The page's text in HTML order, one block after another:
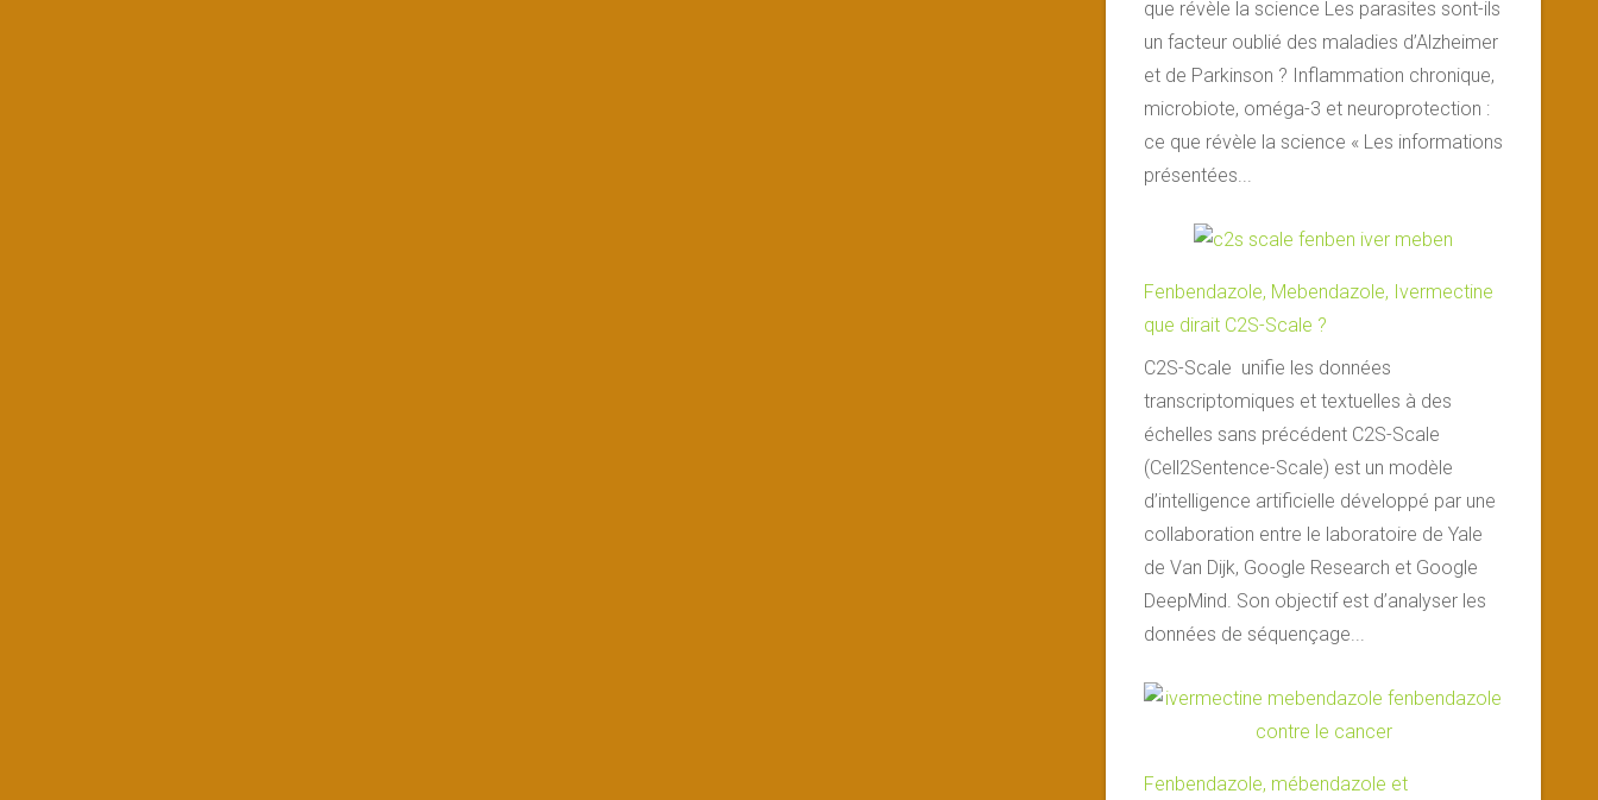
que révèle la science Les parasites sont-ils
un facteur oublié des maladies d’Alzheimer
et de Parkinson ? Inflammation chronique,
microbiote, oméga-3 et neuroprotection :
ce que révèle la science « Les informations
présentées...
Fenbendazole, Mebendazole, Ivermectine
que dirait C2S-Scale ?
C2S-Scale unifie les données
transcriptomiques et textuelles à des
échelles sans précédent C2S-Scale
(Cell2Sentence-Scale) est un modèle
d’intelligence artificielle développé par une
collaboration entre le laboratoire de Yale
de Van Dijk, Google Research et Google
DeepMind. Son objectif est d’analyser les
données de séquençage...
Fenbendazole, mébendazole et